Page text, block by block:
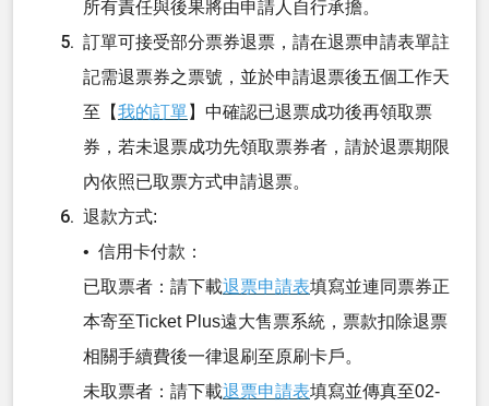
所有責任與後果將由申請人自行承擔。
訂單可接受部分票券退票，請在退票申請表單註
記需退票券之票號，並於申請退票後五個工作天
至【我的訂單】中確認已退票成功後再領取票
券，若未退票成功先領取票券者，請於退票期限
內依照已取票方式申請退票。
退款方式:
• 信用卡付款：
已取票者：請下載退票申請表填寫並連同票券正
本寄至Ticket Plus遠大售票系統，票款扣除退票
相關手續費後一律退刷至原刷卡戶。
未取票者：請下載退票申請表填寫並傳真至02-